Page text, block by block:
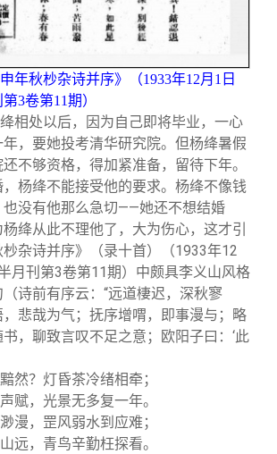
年秋杪杂诗并序》（1933年12月1日
3卷第11期）
相处以后，因为自己即将毕业，一心
，要她投考清华研究院。但杨绛暑假
不够资格，得加紧准备，留待下年。
杨绛不能接受他的要求。杨绛不像钱
也没有他那么急切——她还不想结婚
绛从此不理他了，大为伤心，这才引
杂诗并序》（录十首）（1933年12
月刊第3卷第11期）中颇具李义山风格
诗前有序云：“远道棲迟，深秋寥
悲哉为气；抚序增喟，即事漫与；略
，聊致言叹不足之意；欧阳子曰：‘此
然？灯昏茶冷绪相牵；
赋，光景无多复一年。
漫，罡风弱水到应难；
远，青鸟辛勤枉探看。